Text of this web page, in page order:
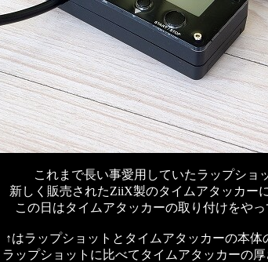
これまで長い事愛用していたラップショ
新しく販売されたZiiX製のタイムアタッカー
この日はタイムアタッカーの取り付けをやっ
↑はラップショットとタイムアタッカーの本体
ラップショットに比べてタイムアタッカーの厚